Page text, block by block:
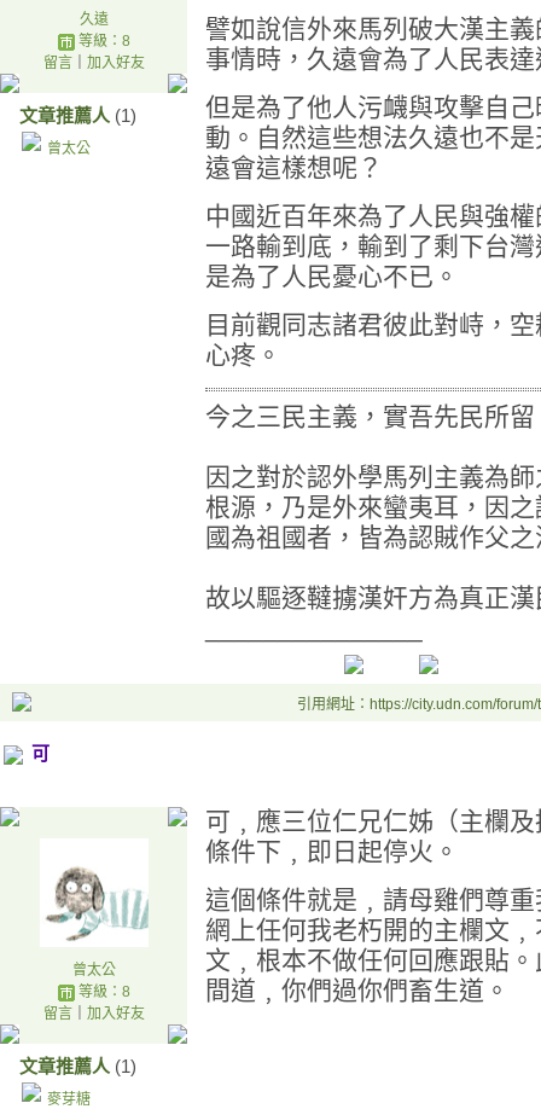
久遠
等級：8
留言｜ 加入好友
文章推薦人 (1)
曾太公
譬如說信外來馬列破大漢主
事情時，久遠會為了人民表
但是為了他人污衊與攻擊自
動。自然這些想法久遠也不
遠會這樣想呢？
中國近百年來為了人民與強
一路輸到底，輸到了剩下台
是為了人民憂心不已。
目前觀同志諸君彼此對峙，
心疼。
今之三民主義，實吾先民所留
因之對於認外學馬列主義為
根源，乃是外來蠻夷耳，因
國為祖國者，皆為認賊作父
故以驅逐韃擄漢奸方為真正
引用網址：https://city.udn.com/
可
曾太公
等級：8
留言｜ 加入好友
文章推薦人 (1)
麥芽糖
可﹐應三位仁兄仁姊（主欄
條件下﹐即日起停火。
這個條件就是﹐請母雞們尊
網上任何我老朽開的主欄文
文﹐根本不做任何回應跟貼
間道﹐你們過你們畜生道。